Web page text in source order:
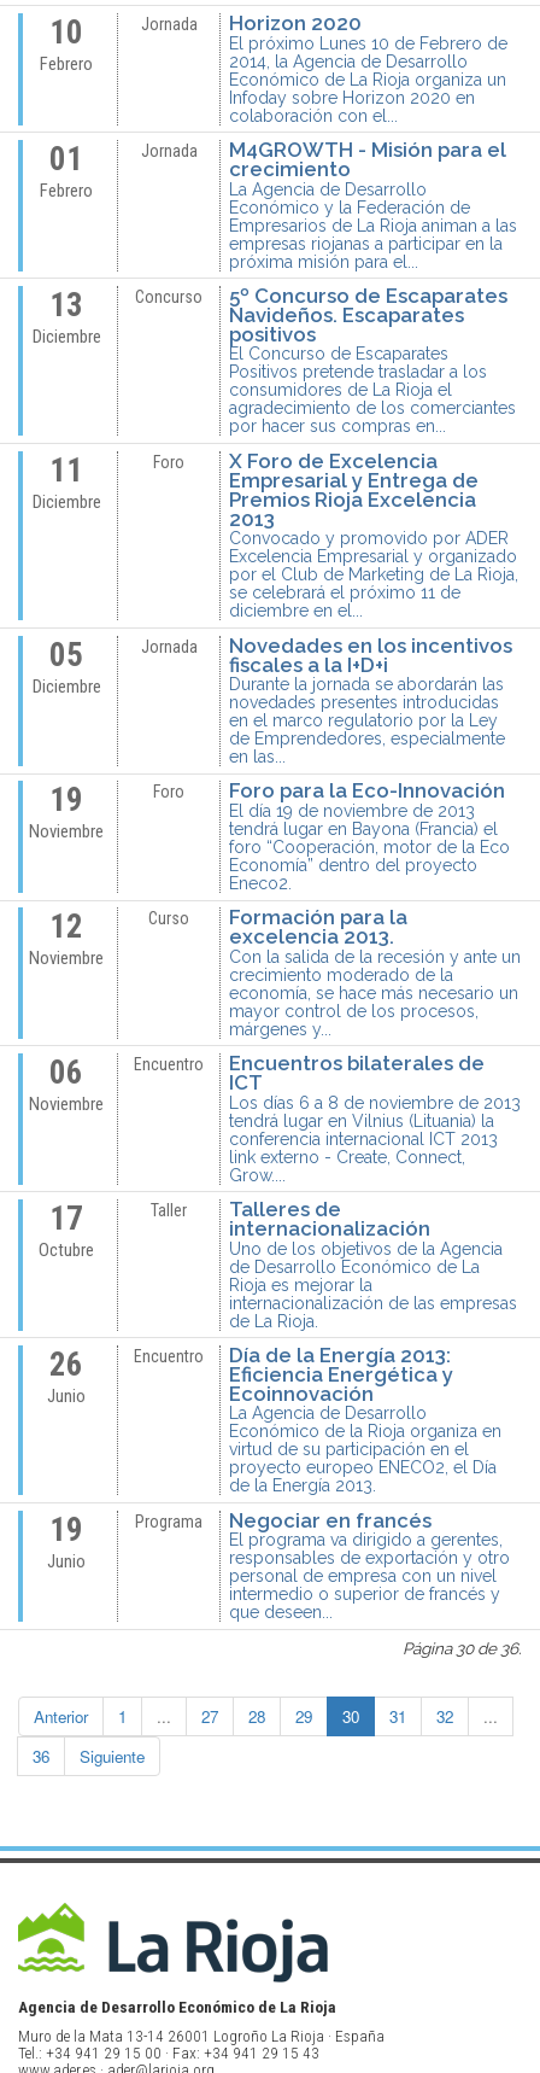
10
Febrero
Jornada Horizon 2020
El próximo Lunes 10 de Febrero de
2014, la Agencia de Desarrollo
Económico de La Rioja organiza un
Infoday sobre Horizon 2020 en
colaboración con el...
01
Febrero
Jornada
M4GROWTH - Misión para el
crecimiento
La Agencia de Desarrollo
Económico y la Federación de
Empresarios de La Rioja animan a las
empresas riojanas a participar en la
próxima misión para el...
13
Diciembre
Concurso
5º Concurso de Escaparates
Navideños. Escaparates
positivos
El Concurso de Escaparates
Positivos pretende trasladar a los
consumidores de La Rioja el
agradecimiento de los comerciantes
por hacer sus compras en...
11
Diciembre
Foro
X Foro de Excelencia
Empresarial y Entrega de
Premios Rioja Excelencia
2013
Convocado y promovido por ADER
Excelencia Empresarial y organizado
por el Club de Marketing de La Rioja,
se celebrará el próximo 11 de
diciembre en el...
05
Diciembre
Jornada
Novedades en los incentivos
fiscales a la I+D+i
Durante la jornada se abordarán las
novedades presentes introducidas
en el marco regulatorio por la Ley
de Emprendedores, especialmente
en las...
19
Noviembre
Foro Foro para la Eco-Innovación
El día 19 de noviembre de 2013
tendrá lugar en Bayona (Francia) el
foro “Cooperación, motor de la Eco
Economía” dentro del proyecto
Eneco2.
12
Noviembre
Curso
Formación para la
excelencia 2013.
Con la salida de la recesión y ante un
crecimiento moderado de la
economía, se hace más necesario un
mayor control de los procesos,
márgenes y...
06
Noviembre
Encuentro
Encuentros bilaterales de
ICT
Los días 6 a 8 de noviembre de 2013
tendrá lugar en Vilnius (Lituania) la
conferencia internacional ICT 2013
link externo - Create, Connect,
Grow....
17
Octubre
Taller
Talleres de
internacionalización
Uno de los objetivos de la Agencia
de Desarrollo Económico de La
Rioja es mejorar la
internacionalización de las empresas
de La Rioja.
26
Junio
Encuentro
Día de la Energía 2013:
Eficiencia Energética y
Ecoinnovación
La Agencia de Desarrollo
Económico de la Rioja organiza en
virtud de su participación en el
proyecto europeo ENECO2, el Día
de la Energía 2013.
19
Junio
Programa Negociar en francés
El programa va dirigido a gerentes,
responsables de exportación y otro
personal de empresa con un nivel
intermedio o superior de francés y
que deseen...
Página 30 de 36.
Anterior 1 ... 27 28 29 30 31 32
...
36
Siguiente
Agencia de Desarrollo Económico de La Rioja
Muro de la Mata 13-14 26001 Logroño La Rioja · España
Tel.: +34 941 29 15 00 · Fax: +34 941 29 15 43